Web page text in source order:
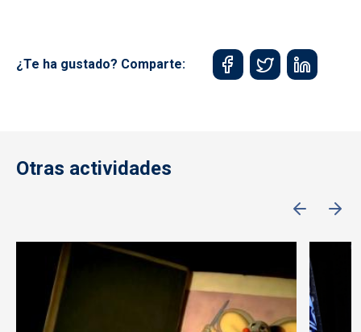
¿Te ha gustado? Comparte:
Otras actividades